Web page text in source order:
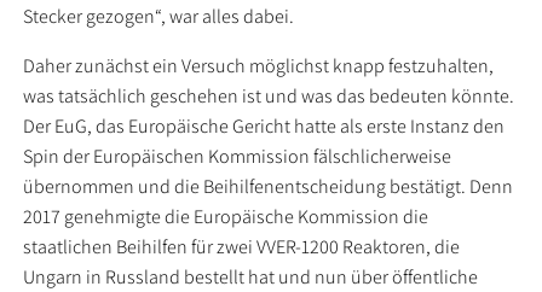
Stecker gezogen“, war alles dabei.
Daher zunächst ein Versuch möglichst knapp festzuhalten,
was tatsächlich geschehen ist und was das bedeuten könnte.
Der EuG, das Europäische Gericht hatte als erste Instanz den
Spin der Europäischen Kommission fälschlicherweise
übernommen und die Beihilfenentscheidung bestätigt. Denn
2017 genehmigte die Europäische Kommission die
staatlichen Beihilfen für zwei VVER-1200 Reaktoren, die
Ungarn in Russland bestellt hat und nun über öffentliche